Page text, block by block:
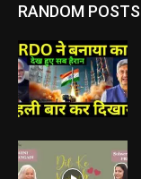
RANDOM POSTS